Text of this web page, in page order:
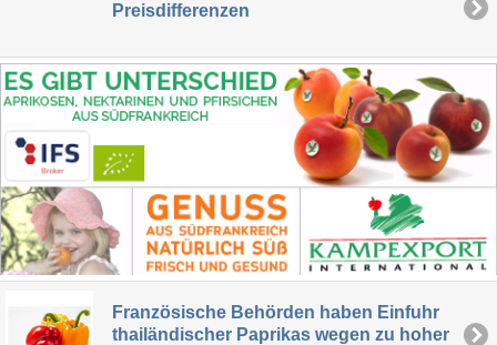
Preisdifferenzen
Französische Behörden haben Einfuhr
thailändischer Paprikas wegen zu hoher